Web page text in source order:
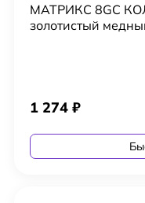
МАТРИКС 8GC
золотистый
1 274 ₽